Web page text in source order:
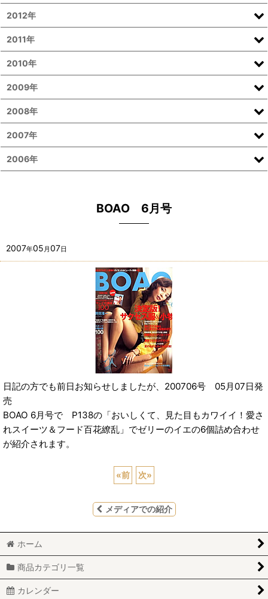
BOAO 6月号
2007年05 月 07日
日記の方でも前日お知らせしましたが、200706号 05月07日発
売
BOAO 6月号で P138の「おいしくて、見た目もカワイイ！愛さ
れスイーツ＆フード百花繚乱」でゼリーのイエの6個詰め合わせ
が紹介されます。
«前 次»
メディアでの紹介
2012年
2011年
2010年
2009年
2008年
2007年
2006年
ホーム
商品カテゴリ一覧
カレンダー